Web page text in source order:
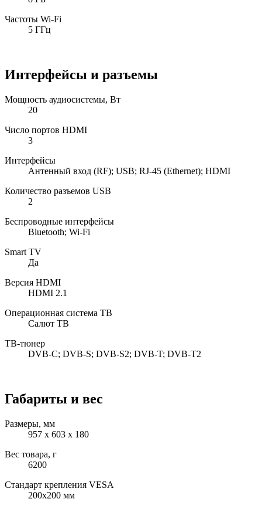
Частоты Wi-Fi
5 ГГц
Интерфейсы и разъемы
Мощность аудиосистемы, Вт
20
Число портов HDMI
3
Интерфейсы
Антенный вход (RF); USB; RJ-45 (Ethernet); HDMI
Количество разъемов USB
2
Беспроводные интерфейсы
Bluetooth; Wi-Fi
Smart TV
Да
Версия HDMI
HDMI 2.1
Операционная система ТВ
Салют ТВ
ТВ-тюнер
DVB-C; DVB-S; DVB-S2; DVB-T; DVB-T2
Габариты и вес
Размеры, мм
957 x 603 x 180
Вес товара, г
6200
Стандарт крепления VESA
200x200 мм